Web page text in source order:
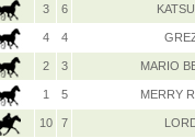
3 6
4 4
2 3 MARIO
1 5 MERRY
10 7